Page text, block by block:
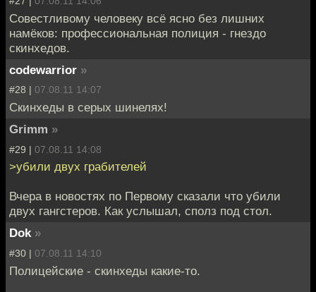
Совестливому человеку всё ясно без лишних
намёков: профессиональная полиция - гнездо
скинхедов.
codewarrior »
#28 | 07.08.11 14:07
Скинхеды в серых шинелях!
Grimm »
#29 | 07.08.11 14:08
>убили двух грабителей
Вчера в новостях по Первому сказали что убили
двух гангстеров. Как услышал, сполз под стол.
Dok »
#30 | 07.08.11 14:10
Полицейские - скинхеды какие-то.